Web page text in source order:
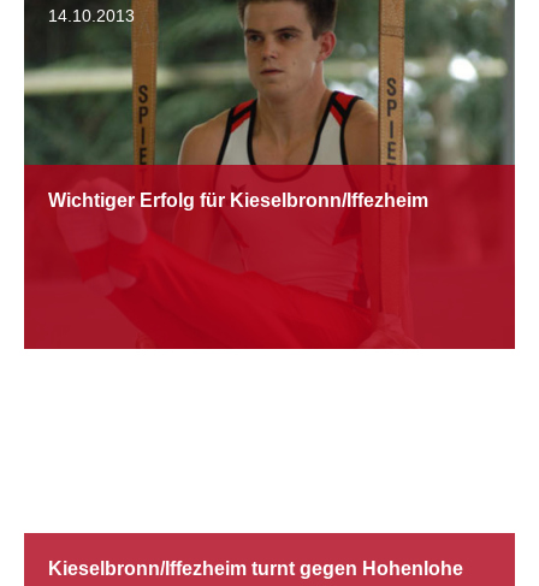
14.10.2013
Wichtiger Erfolg für Kieselbronn/Iffezheim
Kieselbronn/Iffezheim turnt gegen Hohenlohe